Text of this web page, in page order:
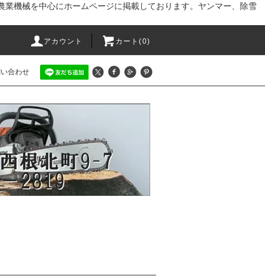
機械を中心にホームページに掲載しております。ヤンマー、除雪
アカウント カート(0)
合わせ